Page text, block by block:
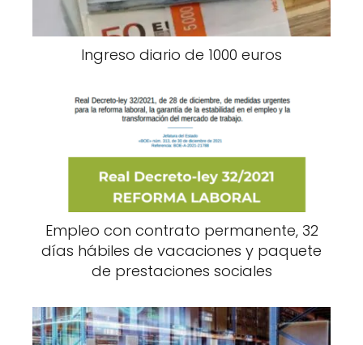
Ingreso diario de 1000 euros
Empleo con contrato permanente, 32
días hábiles de vacaciones y paquete
de prestaciones sociales